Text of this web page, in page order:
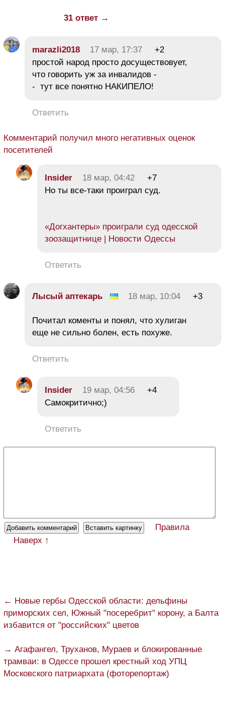
31 ответ →
marazli2018 17 мар, 17:37
+2
простой народ просто досуществовует,
что говорить уж за инвалидов -
- тут все понятно НАКИПЕЛО!
Ответить
Комментарий получил много негативных оценок
посетителей
Insider 18 мар, 04:42
+7
Но ты все-таки проиграл суд.
«Догхантеры» проиграли суд одесской
зоозащитнице | Новости Одессы
Ответить
Лысый аптекарь 18 мар, 10:04 +3
Почитал коменты и понял, что хулиган
еще не сильно болен, есть похуже.
Ответить
Insider 19 мар, 04:56
+4
Самокритично;)
Ответить
Правила
Наверх ↑
← Новые гербы Одесской области: дельфины
приморских сел, Южный "посеребрит" корону, а Балта
избавится от "российских" цветов
→ Агафангел, Труханов, Мураев и блокированные
трамваи: в Одессе прошел крестный ход УПЦ
Московского патриархата (фоторепортаж)